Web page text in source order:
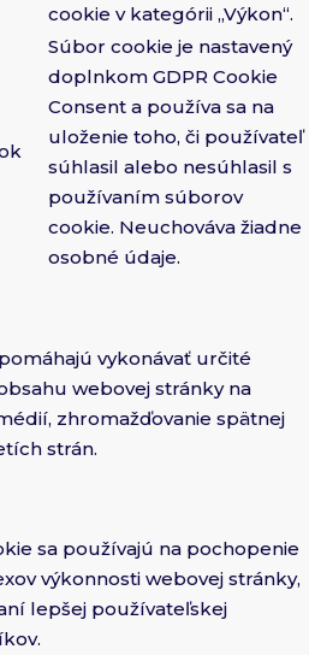
cookie v kategórii „Výkon“.
Súbor cookie je nastavený
doplnkom GDPR Cookie
Consent a používa sa na
uloženie toho, či používateľ
súhlasil alebo nesúhlasil s
používaním súborov
cookie. Neuchováva žiadne
osobné údaje.
vykonávať určité
webovej stránky na
zhromažďovanie spätnej
strán.
sa používajú na pochopenie
výkonnosti webovej stránky,
lepšej používateľskej